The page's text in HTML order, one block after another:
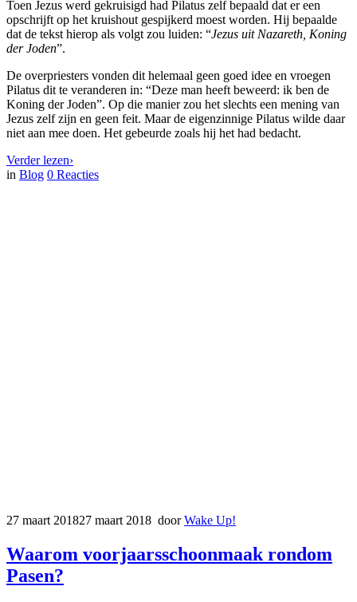
Toen Jezus werd gekruisigd had Pilatus zelf bepaald dat er een
opschrijft op het kruishout gespijkerd moest worden. Hij bepaalde
dat de tekst hierop als volgt zou luiden: “Jezus uit Nazareth, Koning
der Joden”.
De overpriesters vonden dit helemaal geen goed idee en vroegen
Pilatus dit te veranderen in: “Deze man heeft beweerd: ik ben de
Koning der Joden”. Op die manier zou het slechts een mening van
Jezus zelf zijn en geen feit. Maar de eigenzinnige Pilatus wilde daar
niet aan mee doen. Het gebeurde zoals hij het had bedacht.
Verder lezen›
in Blog 0 Reacties
27 maart 201827 maart 2018 doorWake Up!
Waarom voorjaarsschoonmaak rondom
Pasen?